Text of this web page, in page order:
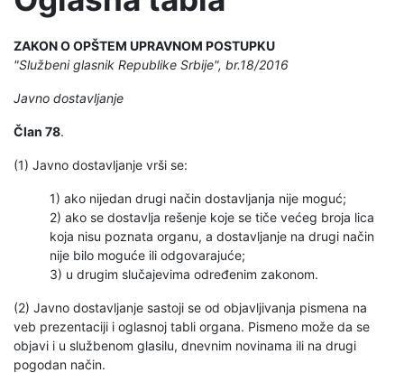
ZAKON O OPŠTEM UPRAVNOM POSTUPKU
"Službeni glasnik Republike Srbije", br.18/2016
Javno dostavljanje
Član 78.
(1) Javno dostavljanje vrši se:
1) ako nijedan drugi način dostavljanja nije moguć;
2) ako se dostavlja rešenje koje se tiče većeg broja lica
koja nisu poznata organu, a dostavljanje na drugi način
nije bilo moguće ili odgovarajuće;
3) u drugim slučajevima određenim zakonom.
(2) Javno dostavljanje sastoji se od objavljivanja pismena na
veb prezentaciji i oglasnoj tabli organa. Pismeno može da se
objavi i u službenom glasilu, dnevnim novinama ili na drugi
pogodan način.